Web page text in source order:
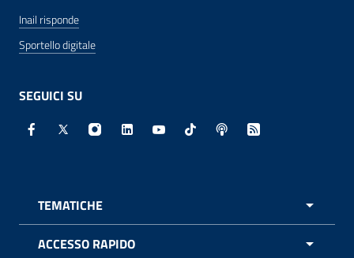
Inail risponde
Sportello digitale
SEGUICI SU
Facebook - Sito esterno - Apertura in nuova finestra
X - Sito esterno - Apertura in nuova finestra
Instagram - Sito esterno - Apertura in
Linkedin - Sito esterno - Apertura in
Youtube - Sito esterno -
TikTok - Sito esterno -
Spreaker - Sito
Feed RSS -
TEMATICHE
ACCESSO RAPIDO